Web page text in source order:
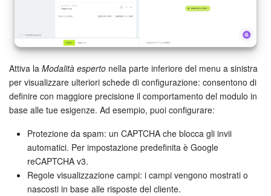
Attiva la Modalità esperto nella parte inferiore del menu a sinistra
per visualizzare ulteriori schede di configurazione: consentono di
definire con maggiore precisione il comportamento del modulo in
base alle tue esigenze. Ad esempio, puoi configurare:
Protezione da spam: un CAPTCHA che blocca gli invii
automatici. Per impostazione predefinita è Google
reCAPTCHA v3.
Regole visualizzazione campi: i campi vengono mostrati o
nascosti in base alle risposte del cliente.